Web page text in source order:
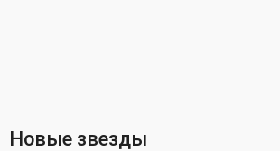
Новые звезды